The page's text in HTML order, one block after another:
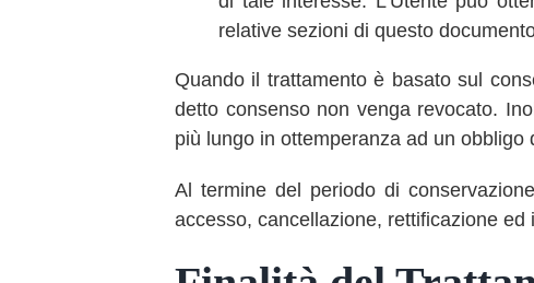
relative sezioni di questo
Quando il trattamento è basato sul
detto consenso non venga revocato.
più lungo in ottemperanza ad un obbligo
Al termine del periodo di
accesso, cancellazione, rettificazione